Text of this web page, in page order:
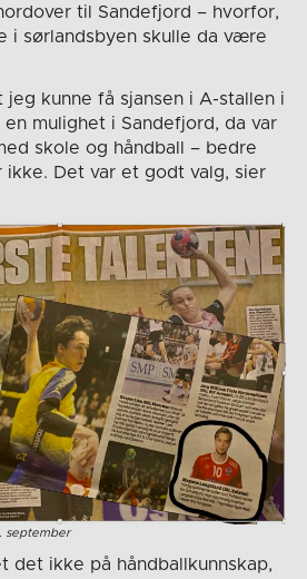
til Sandefjord – hvorfor,
i sørlandsbyen skulle da være
kunne få sjansen i A-stallen i
mulighet i Sandefjord, da var
skole og håndball – bedre
ikke. Det var et godt valg, sier
september
det ikke på håndballkunnskap,